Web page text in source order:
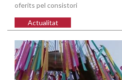
oferits pel consistori
Actualitat